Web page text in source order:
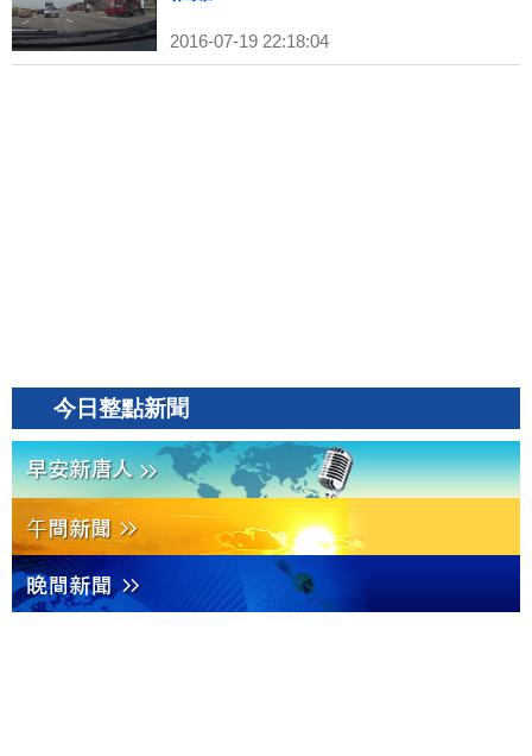
2016-07-19 22:18:04
今日整點新聞